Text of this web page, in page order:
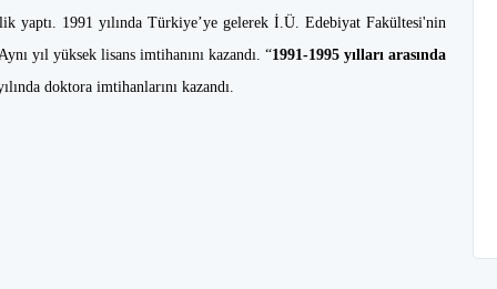
yaptı. 1991 yılında Türkiye’ye gelerek İ.Ü. Edebiyat Fakültesi'nin
yıl yüksek lisans imtihanını kazandı. “1991-1995 yılları arasında
doktora imtihanlarını kazandı.